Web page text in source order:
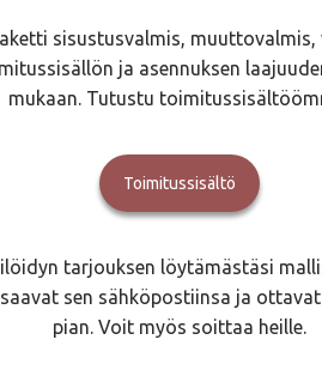
sisustusvalmis,
ja asennuksen
mukaan. Tutustu
Toimitussisältö
tarjouksen löytämästäsi
sen sähköpostiinsa ja
pian. Voit myös soittaa heille.